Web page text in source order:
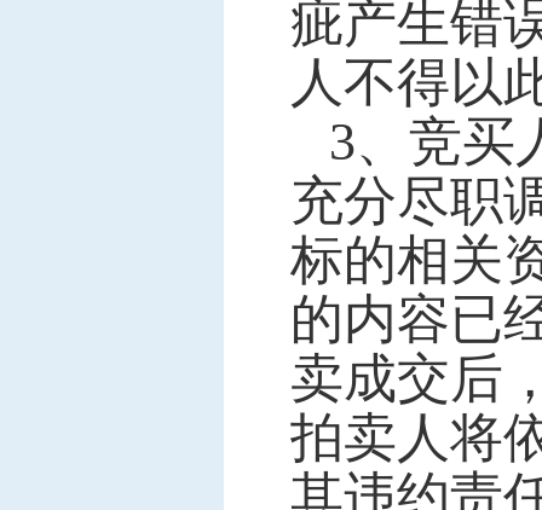
疵产生错
人不得以
3、竞买
充分尽职
标的相关
的内容已
卖成交后
拍卖人将
其违约责